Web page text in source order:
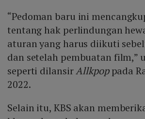
“Pedoman baru ini
tentang hak perlindungan
aturan yang harus diikuti
dan setelah pembuatan film,”
seperti dilansirAllkpoppada
2022.
Selain itu, KBS akan